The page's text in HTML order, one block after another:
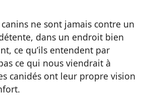
ne sont jamais contre un
dans un endroit bien
ce qu’ils entendent par
ce qui nous viendrait à
canidés ont leur propre vision